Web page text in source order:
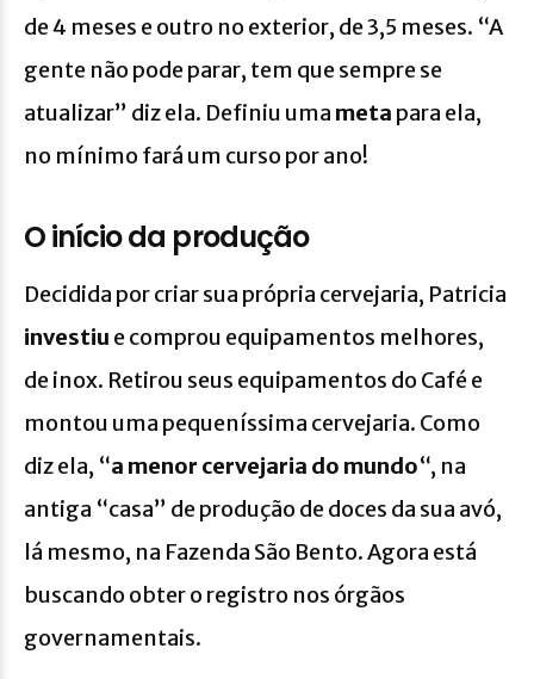
de 4 meses e outro no exterior, de 3,5 meses. “A
gente não pode parar, tem que sempre se
atualizar” diz ela. Definiu uma meta para ela,
no mínimo fará um curso por ano!
O início da produção
Decidida por criar sua própria cervejaria, Patricia
investiu e comprou equipamentos melhores,
de inox. Retirou seus equipamentos do Café e
montou uma pequeníssima cervejaria. Como
diz ela, “a menor cervejaria do mundo“, na
antiga “casa” de produção de doces da sua avó,
lá mesmo, na Fazenda São Bento. Agora está
buscando obter o registro nos órgãos
governamentais.